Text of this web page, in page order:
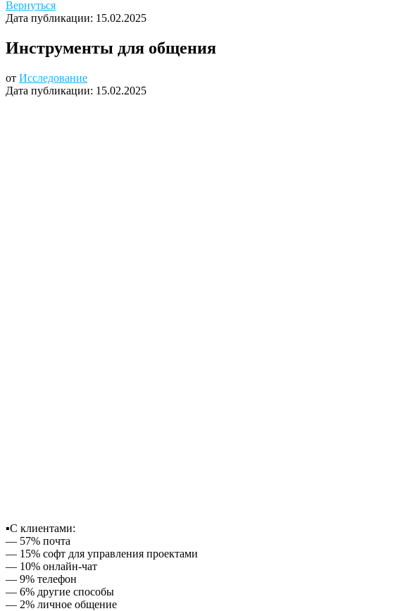
Вернуться
Дата публикации: 15.02.2025
Инструменты для общения
от Исследование
Дата публикации: 15.02.2025
▪️С клиентами:
— 57% почта
— 15% софт для управления проектами
— 10% онлайн-чат
— 9% телефон
— 6% другие способы
— 2% личное общение